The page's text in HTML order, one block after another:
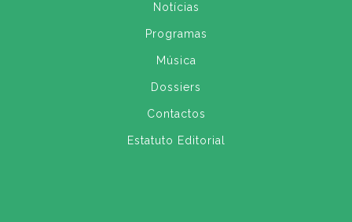
Notícias
Programas
Música
Dossiers
Contactos
Estatuto Editorial